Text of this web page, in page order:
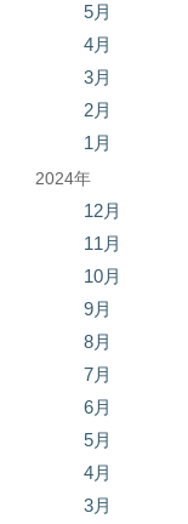
5月
4月
3月
2月
1月
2024年
12月
11月
10月
9月
8月
7月
6月
5月
4月
3月